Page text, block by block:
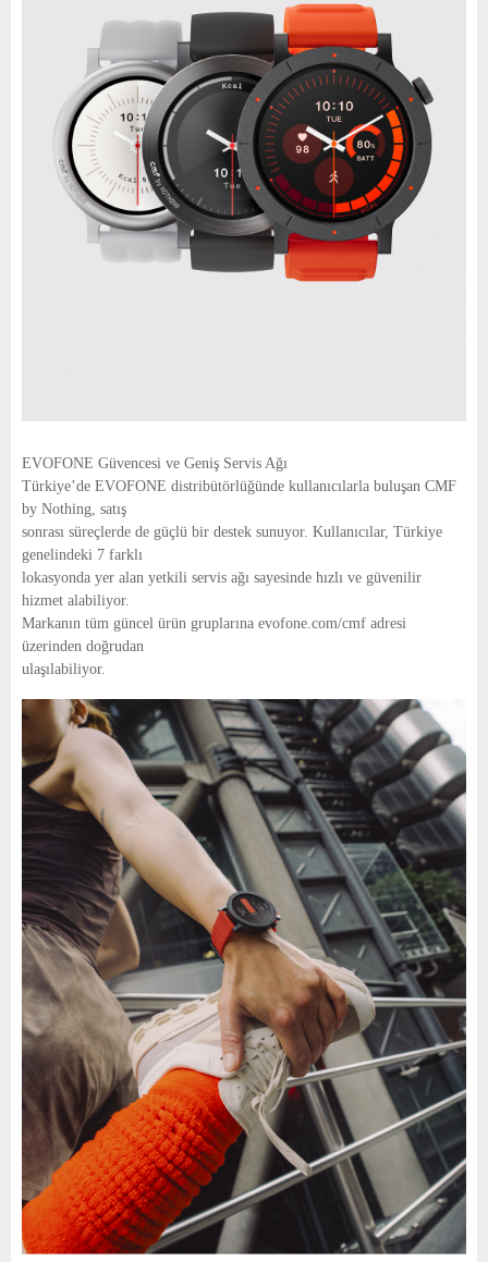
EVOFONE Güvencesi ve Geniş Servis Ağı
Türkiye’de EVOFONE distribütörlüğünde kullanıcılarla buluşan CMF
by Nothing, satış
sonrası süreçlerde de güçlü bir destek sunuyor. Kullanıcılar, Türkiye
genelindeki 7 farklı
lokasyonda yer alan yetkili servis ağı sayesinde hızlı ve güvenilir
hizmet alabiliyor.
Markanın tüm güncel ürün gruplarına evofone.com/cmf adresi
üzerinden doğrudan
ulaşılabiliyor.